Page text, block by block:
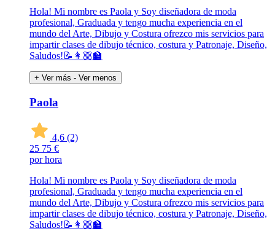
Hola! Mi nombre es Paola y Soy diseñadora de moda
profesional, Graduada y tengo mucha experiencia en el
mundo del Arte, Dibujo y Costura ofrezco mis servicios para
impartir clases de dibujo técnico, costura y Patronaje, Diseño,
Saludos!📝👩🏼‍🏫
+ Ver más - Ver menos
Paola
4,6 (2)
25 75 €
por hora
Hola! Mi nombre es Paola y Soy diseñadora de moda
profesional, Graduada y tengo mucha experiencia en el
mundo del Arte, Dibujo y Costura ofrezco mis servicios para
impartir clases de dibujo técnico, costura y Patronaje, Diseño,
Saludos!📝👩🏼‍🏫